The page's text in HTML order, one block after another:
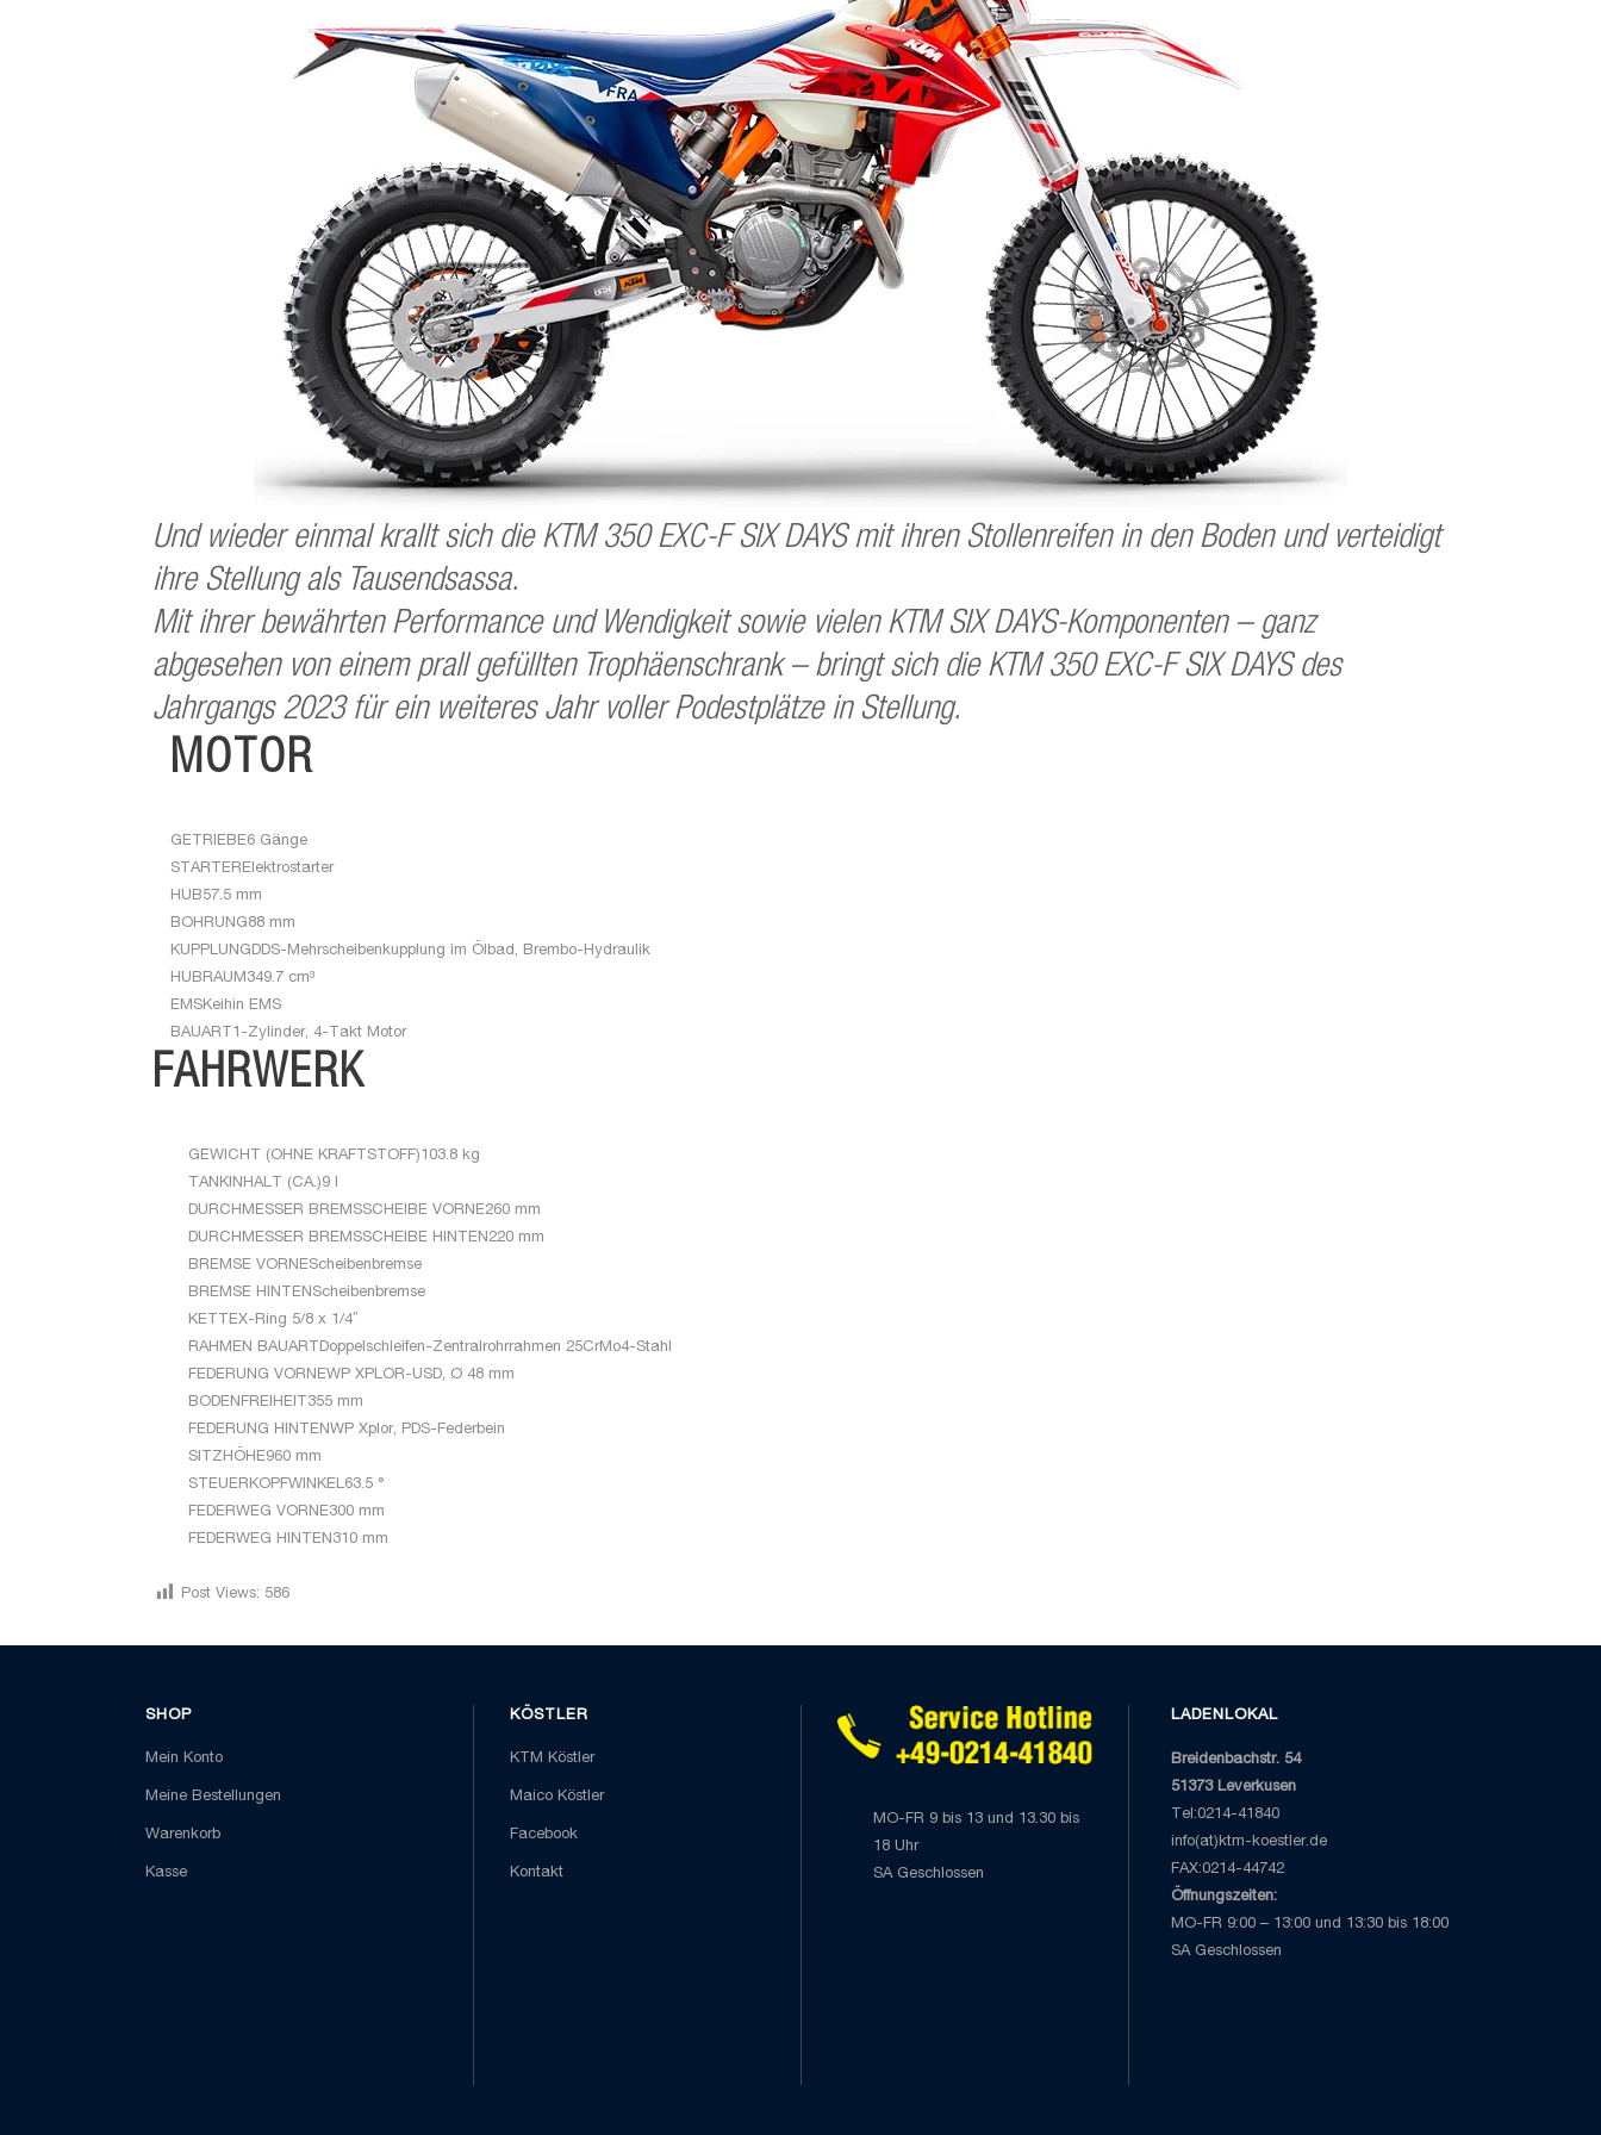
Und wieder einmal krallt sich die KTM 350 EXC-F SIX DAYS mit ihren Stollenreifen in den Boden und verteidigt
ihre Stellung als Tausendsassa.
Mit ihrer bewährten Performance und Wendigkeit sowie vielen KTM SIX DAYS-Komponenten – ganz
abgesehen von einem prall gefüllten Trophäenschrank – bringt sich die KTM 350 EXC-F SIX DAYS des
Jahrgangs 2023 für ein weiteres Jahr voller Podestplätze in Stellung.
MOTOR
GETRIEBE6 Gänge
STARTERElektrostarter
HUB57.5 mm
BOHRUNG88 mm
KUPPLUNGDDS-Mehrscheibenkupplung im Ölbad, Brembo-Hydraulik
HUBRAUM349.7 cm³
EMSKeihin EMS
BAUART 1-Zylinder, 4-Takt Motor
FAHRWERK
GEWICHT (OHNE KRAFTSTOFF)103.8 kg
TANKINHALT (CA.)9 l
DURCHMESSER BREMSSCHEIBE VORNE260 mm
DURCHMESSER BREMSSCHEIBE HINTEN220 mm
BREMSE VORNEScheibenbremse
BREMSE HINTENScheibenbremse
KETTEX-Ring 5/8 x 1/4″
RAHMEN BAUART Doppelschleifen-Zentralrohrrahmen 25CrMo4-Stahl
FEDERUNG VORNEWP XPLOR-USD, Ø 48 mm
BODENFREIHEIT 355 mm
FEDERUNG HINTENWP Xplor, PDS-Federbein
SITZHÖHE960 mm
STEUERKOPFWINKEL63.5 °
FEDERWEG VORNE300 mm
FEDERWEG HINTEN310 mm
Post Views: 586
SHOP
Mein Konto
Meine Bestellungen
Warenkorb
Kasse
KÖSTLER
KTM Köstler
Maico Köstler
Facebook
Kontakt
MO-FR 9 bis 13 und 13.30 bis
18 Uhr
SA Geschlossen
LADENLOKAL
Breidenbachstr. 54
51373 Leverkusen
Tel:0214-41840
info(at)ktm-koestler.de
FAX:0214-44742
Öffnungszeiten:
MO-FR 9:00 – 13:00 und 13:30 bis 18:00
SA Geschlossen